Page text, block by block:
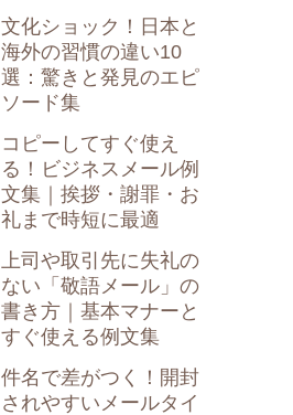
文化ショック！日本と
海外の習慣の違い10
選：驚きと発見のエピ
ソード集
コピーしてすぐ使え
る！ビジネスメール例
文集｜挨拶・謝罪・お
礼まで時短に最適
上司や取引先に失礼の
ない「敬語メール」の
書き方｜基本マナーと
すぐ使える例文集
件名で差がつく！開封
されやすいメールタイ